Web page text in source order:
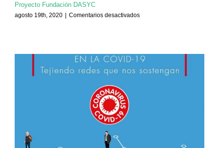
Proyecto Fundación DASYC
agosto 19th, 2020 | Comentarios desactivadosen